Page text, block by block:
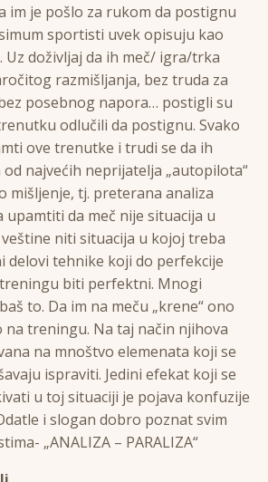
im je pošlo za rukom da postignu
sportisti uvek opisuju kao
Uz doživljaj da ih meč/ igra/trka
razmišljanja, bez truda za
posebnog napora… postigli su
odlučili da postignu. Svako
ove trenutke i trudi se da ih
od najvećih neprijatelja „autopilota“
mišljenje, tj. preterana analiza
upamtiti da meč nije situacija u
niti situacija u kojoj treba
delovi tehnike koji do perfekcije
biti perfektni. Mnogi
to. Da im na meču „krene“ ono
treningu. Na taj način njihova
na mnoštvo elemenata koji se
ispraviti. Jedini efekat koji se
u toj situaciji je pojava konfuzije
i slogan dobro poznat svim
„ANALIZA – PARALIZA“